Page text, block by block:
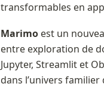
transformables en
Marimo est un
entre exploration de
Jupyter, Streamlit et
dans l’univers